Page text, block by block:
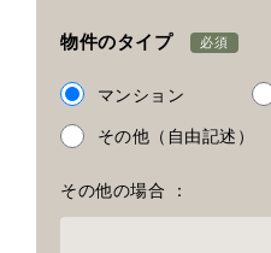
物件のタイプ 必須
マンション
その他（自由記述）
その他の場合 ：